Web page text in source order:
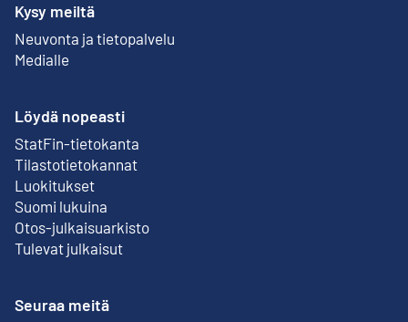
Kysy meiltä
Neuvonta ja tietopalvelu
Medialle
Löydä nopeasti
StatFin-tietokanta
Ulkoinen linkki
Tilastotietokannat
Luokitukset
Suomi lukuina
Otos-julkaisuarkisto
Ulkoinen linkki
Tulevat julkaisut
Seuraa meitä